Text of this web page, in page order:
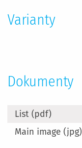
Varianty
Dokumenty
List (pdf)
Main image (jpg)